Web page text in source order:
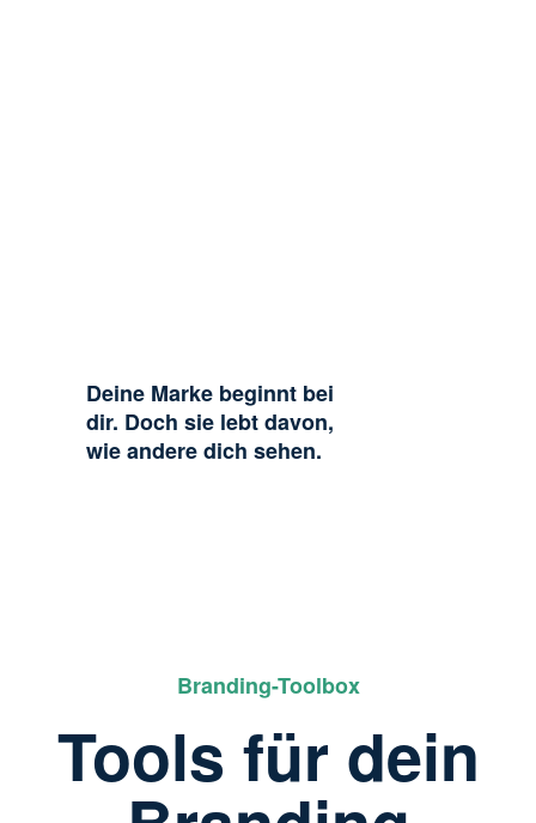
Deine Marke beginnt bei
dir. Doch sie lebt davon,
wie andere dich sehen.
Branding-Toolbox
Tools für dein